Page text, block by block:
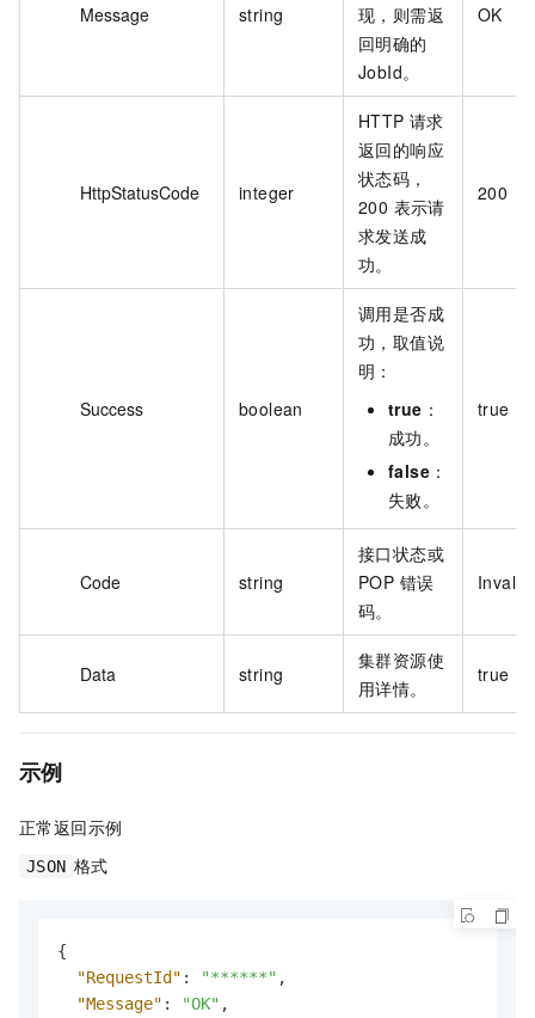
Message string
现，则需返
回明确的
JobId。
OK
HttpStatusCode integer
HTTP 请求
返回的响应
状态码，
200 表示请
求发送成
功。
200
Success boolean
调用是否成
功，取值说
明：
true ：
成功。
false ：
失败。
true
Code string
接口状态或
POP 错误
码。
Data string
集群资源使
用详情。
true
示例
正常返回示例
JSON 格式
{
"RequestId" : "******" ,
"Message" : "OK" ,